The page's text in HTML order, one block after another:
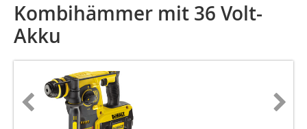
Kombihämmer mit 36 Volt-
Akku